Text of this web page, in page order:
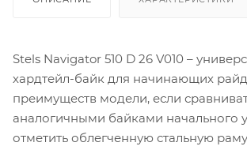
Stels Navigator 510 D 26 V010 –
хардтейл-байк для начинающих
преимуществ модели, если
аналогичными байками начального
отметить облегченную стальную